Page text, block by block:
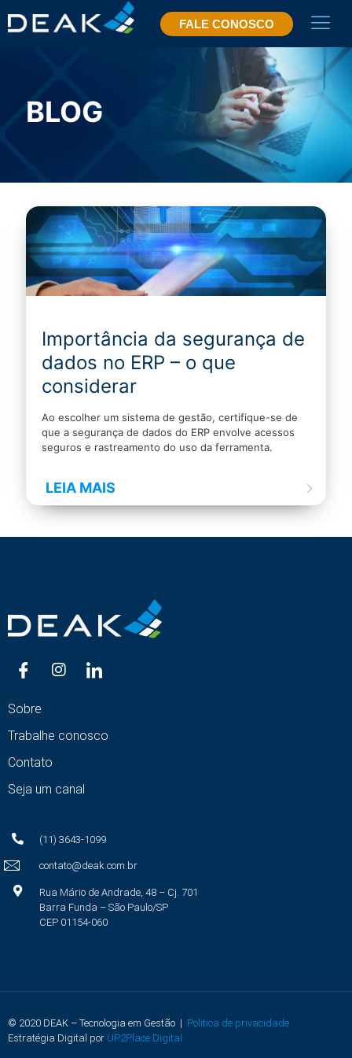
FALE CONOSCO
BLOG
Importância da segurança de
dados no ERP – o que
considerar
Ao escolher um sistema de gestão, certifique-se de
que a segurança de dados do ERP envolve acessos
seguros e rastreamento do uso da ferramenta.
LEIA MAIS
Sobre
Trabalhe conosco
Contato
Seja um canal
(11) 3643-1099
contato@deak.com.br
Rua Mário de Andrade, 48 – Cj. 701
Barra Funda – São Paulo/SP
CEP 01154-060
© 2020 DEAK – Tecnologia em Gestão | Politica de privacidade
Estratégia Digital por UP2Place Digital